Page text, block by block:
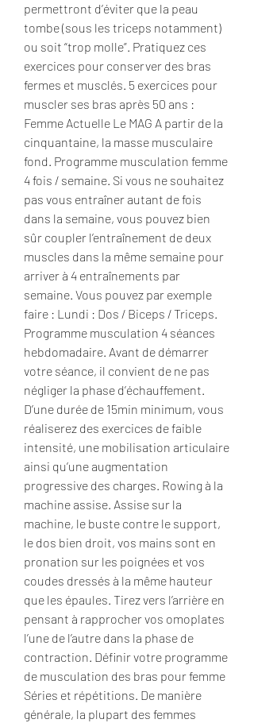
permettront d’éviter que la peau
tombe (sous les triceps notamment)
ou soit “trop molle”. Pratiquez ces
exercices pour conserver des bras
fermes et musclés. 5 exercices pour
muscler ses bras après 50 ans :
Femme Actuelle Le MAG A partir de la
cinquantaine, la masse musculaire
fond. Programme musculation femme
4 fois / semaine. Si vous ne souhaitez
pas vous entraîner autant de fois
dans la semaine, vous pouvez bien
sûr coupler l’entraînement de deux
muscles dans la même semaine pour
arriver à 4 entraînements par
semaine. Vous pouvez par exemple
faire : Lundi : Dos / Biceps / Triceps.
Programme musculation 4 séances
hebdomadaire. Avant de démarrer
votre séance, il convient de ne pas
négliger la phase d’échauffement.
D’une durée de 15min minimum, vous
réaliserez des exercices de faible
intensité, une mobilisation articulaire
ainsi qu’une augmentation
progressive des charges. Rowing à la
machine assise. Assise sur la
machine, le buste contre le support,
le dos bien droit, vos mains sont en
pronation sur les poignées et vos
coudes dressés à la même hauteur
que les épaules. Tirez vers l’arrière en
pensant à rapprocher vos omoplates
l’une de l’autre dans la phase de
contraction. Définir votre programme
de musculation des bras pour femme
Séries et répétitions. De manière
générale, la plupart des femmes